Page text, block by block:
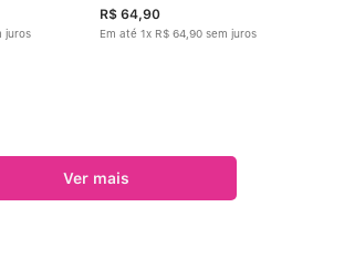
juros
R$ 64,90
Em até 1x R$ 64 90 sem juros